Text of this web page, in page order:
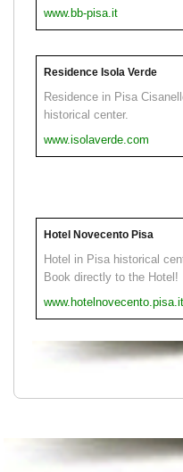
www.bb-pisa.it
Residence Isola Verde
Residence in Pisa
historical center.
www.isolaverde.com
Hotel Novecento Pisa
Hotel in Pisa historical
Book directly to the Hotel!
www.hotelnovecento.pisa.it